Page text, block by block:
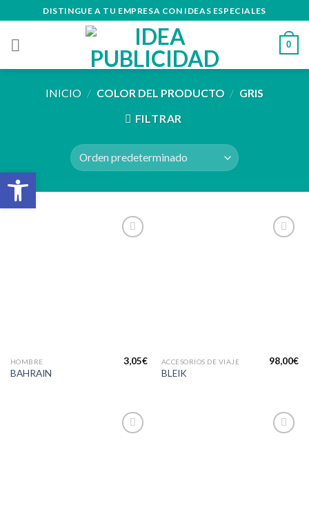
to
content
DISTINGUE A TU EMPRESA CON IDEAS ESPECIALES
0
INICIO / COLOR DEL PRODUCTO / GRIS
FILTRAR
HOMBRE
BAHRAIN
3,05€ ACCESORIOS DE VIAJE
BLEIK
98,00€
Abrir barra de herramientas